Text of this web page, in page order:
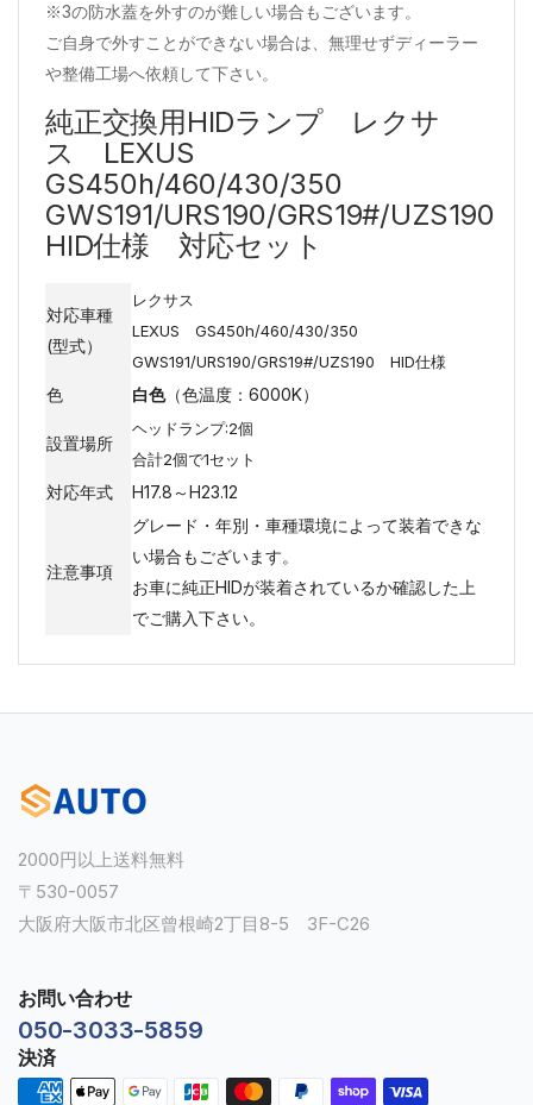
※3の防水蓋を外すのが難しい場合もございます。
ご自身で外すことができない場合は、無理せずディーラー
や整備工場へ依頼して下さい。
純正交換用HIDランプ レクサ
ス LEXUS
GS450h/460/430/350
GWS191/URS190/GRS19#/UZS190
HID仕様 対応セット
対応車種
(型式）
レクサス
LEXUS GS450h/460/430/350
GWS191/URS190/GRS19#/UZS190 HID仕様
色 白色（色温度：6000K）
設置場所
ヘッドランプ:2個
合計2個で1セット
対応年式 H17.8～H23.12
注意事項
グレード・年別・車種環境によって装着できな
い場合もございます。
お車に純正HIDが装着されているか確認した上
でご購入下さい。
2000円以上送料無料
〒530-0057
大阪府大阪市北区曾根崎2丁目8-5 3F-C26
お問い合わせ
050-3033-5859
決済